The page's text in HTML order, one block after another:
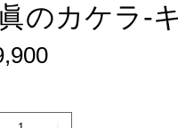
のカケラ-
価